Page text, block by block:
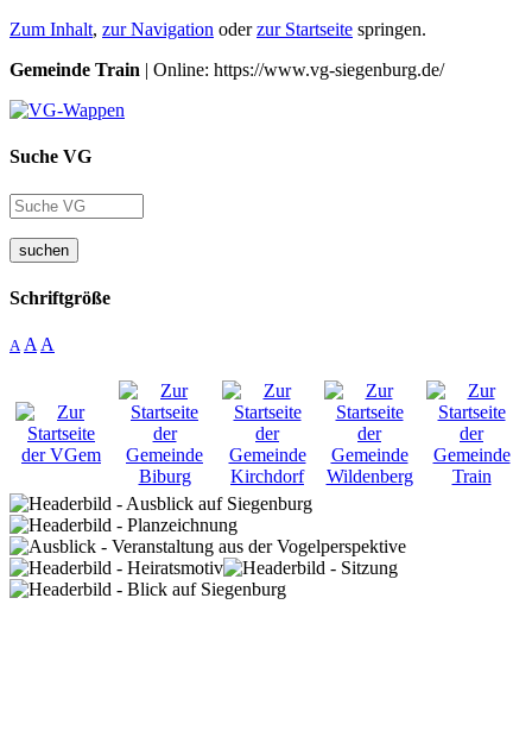
Zum Inhalt, zur Navigation oderzur Startseite springen.
Gemeinde Train | Online: https://www.vg-siegenburg.de/
Suche VG
suchen
Schriftgröße
A A A